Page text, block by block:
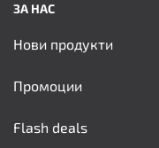
ЗА НАС
Нови продукти
Промоции
Flash deals